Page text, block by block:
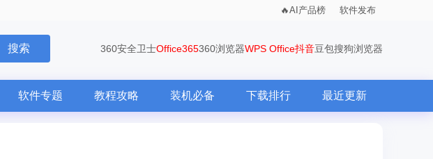
AI产品榜 软件发布
搜索 360安全卫士Office365360浏览器WPS Office抖音豆包搜狗浏览器
软件专题 教程攻略 装机必备 下载排行 最近更新